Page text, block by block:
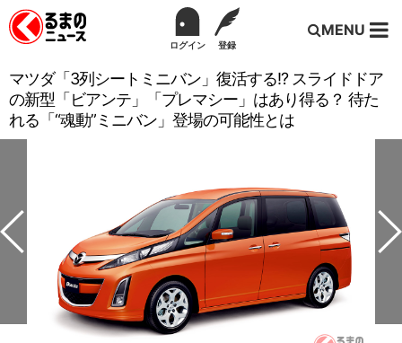
ログイン 登録
MENU
マツダ「3列シートミニバン」復活する!? スライドドア
の新型「ビアンテ」「プレマシー」はあり得る？ 待た
れる「“魂動”ミニバン」登場の可能性とは